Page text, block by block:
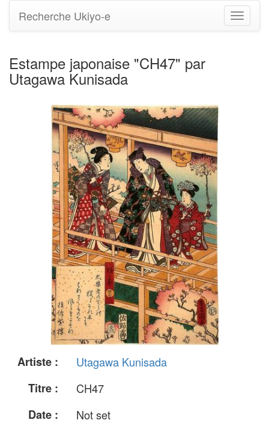
Basculer
la
Recherche Ukiyo-e
Estampe japonaise "CH47" par
Utagawa Kunisada
Artiste :
Utagawa Kunisada
Titre :
CH47
Date :
Not set